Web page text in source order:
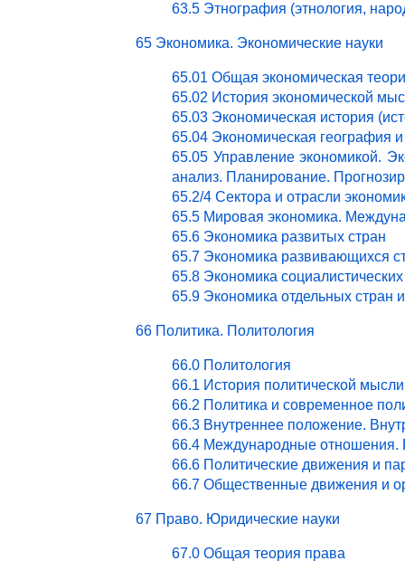
63.5 Этнография (этнология,
65 Экономика. Экономические науки
65.01 Общая экономическая
65.02 История экономической
65.03 Экономическая история
65.04 Экономическая география
65.05 Управление экономикой.
анализ. Планирование.
65.2/4 Сектора и отрасли
65.5 Мировая экономика.
65.6 Экономика развитых стран
65.7 Экономика развивающихся
65.8 Экономика
65.9 Экономика отдельных стран
66 Политика. Политология
66.0 Политология
66.1 История политической мысли
66.2 Политика и современное
66.3 Внутреннее положение.
66.4 Международные отношения.
66.6 Политические движения и
66.7 Общественные движения и
67 Право. Юридические науки
67.0 Общая теория права